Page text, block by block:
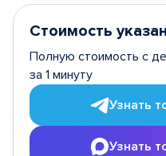
Стоимость
Полную стоимость с
за 1 минуту
Узнать
Узнать